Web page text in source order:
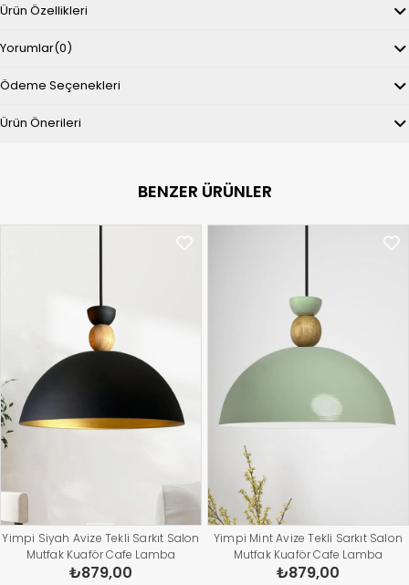
Ürün Özellikleri
Yorumlar(0)
Ödeme Seçenekleri
Ürün Önerileri
BENZER ÜRÜNLER
Yimpi Siyah Avize Tekli Sarkıt Salon
Mutfak Kuaför Cafe Lamba
Dekoratif Aydınlatma Pastane
₺879,00
Yimpi Mint Avize Tekli Sarkıt Salon
Mutfak Kuaför Cafe Lamba
Dekoratif Aydınlatma Pastane
₺879,00